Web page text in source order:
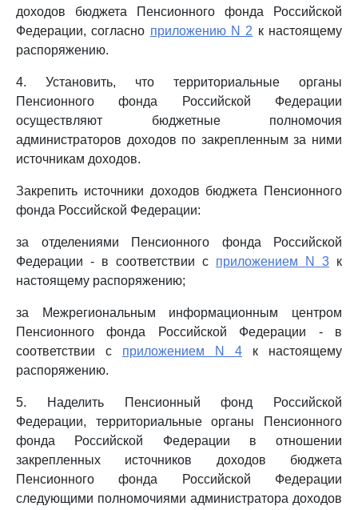
доходов бюджета Пенсионного фонда Российской
Федерации, согласно приложению N 2 к настоящему
распоряжению.
4. Установить, что территориальные органы
Пенсионного фонда Российской Федерации
осуществляют бюджетные полномочия
администраторов доходов по закрепленным за ними
источникам доходов.
Закрепить источники доходов бюджета Пенсионного
фонда Российской Федерации:
за отделениями Пенсионного фонда Российской
Федерации - в соответствии с приложением N 3 к
настоящему распоряжению;
за Межрегиональным информационным центром
Пенсионного фонда Российской Федерации - в
соответствии с приложением N 4 к настоящему
распоряжению.
5. Наделить Пенсионный фонд Российской
Федерации, территориальные органы Пенсионного
фонда Российской Федерации в отношении
закрепленных источников доходов бюджета
Пенсионного фонда Российской Федерации
следующими полномочиями администратора доходов